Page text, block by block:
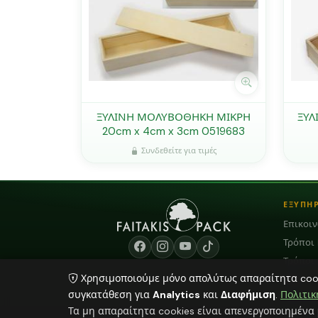
ΞΥΛΙΝΗ ΜΟΛΥΒΟΘΗΚΗ ΜΙΚΡΗ
20cm x 4cm x 3cm 0519683
Συνδεθείτε για τιμές
Τρόποι
Τρόποι
Blog
Όροι
Χρησιμοποιούμε μόνο απολύτως απαραίτητα
συγκατάθεση για Analytics και Διαφήμιση.
Τα μη απαραίτητα cookies είναι απενεργοποιημένα